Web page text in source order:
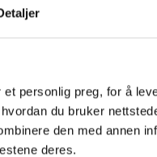
personlig preg, for å
du bruker
den med annen
deres.
Reviews
Torunn
2 years ago